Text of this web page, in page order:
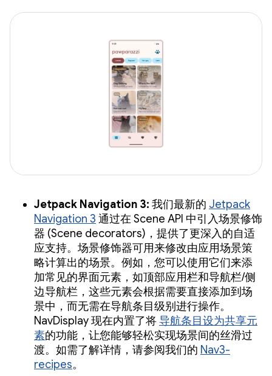
Jetpack Navigation 3: 我们最新的 Jetpack
Navigation 3 通过在 Scene API 中引入场景修饰
器 (Scene decorators)，提供了更深入的自适
应支持。场景修饰器可用来修改由应用场景策
略计算出的场景。例如，您可以使用它们来添
加常见的界面元素，如顶部应用栏和导航栏/侧
边导航栏，这些元素会根据需要直接添加到场
景中，而无需在导航条目级别进行操作。
NavDisplay 现在内置了将导航条目设为共享元
素的功能，让您能够轻松实现场景间的丝滑过
渡。如需了解详情，请参阅我们的 Nav3-
recipes。